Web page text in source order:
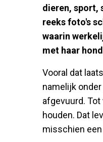
dieren, sport,
reeks foto's
waarin
met haar
Vooral dat
namelijk
afgevuurd.
houden. Dat
misschien